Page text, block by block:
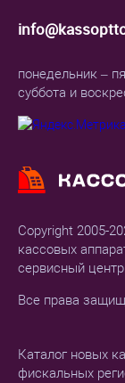
Copyright 2005-
кассовых
сервисный
Все права
Каталог новых
фискальных
понедельник –
суббота и